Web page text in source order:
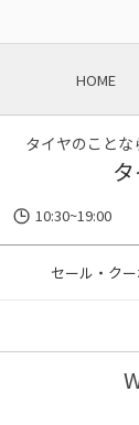
HOME
タイヤのこと
10:30~19:00
セール・ク